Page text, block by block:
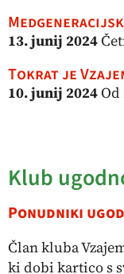
13. junij 2024
Tokrat je
10. junij 2024Od
Klub
Ponudniki
Član kluba
ki dobi kartico s